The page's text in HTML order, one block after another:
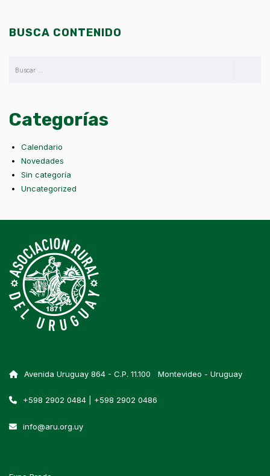
BUSCA CONTENIDO
Categorías
Calendario
Novedades
Sin categoría
Uncategorized
Avenida Uruguay 864 - C.P. 11.100 Montevideo - Uruguay
+598 2902 0484 | +598 2902 0486
info@aru.org.uy